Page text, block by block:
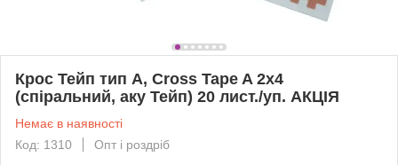
Крос Тейп тип А, Cross Tape A 2х4
(спіральний, аку Тейп) 20 лист./уп. АКЦІЯ
Немає в наявності
Код: 1310
Опт і роздріб